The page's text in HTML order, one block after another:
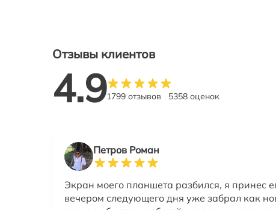
Отзывы клиентов
4.91799 отзывов 5358 оценок
Петров Роман
Экран моего планшета разбился, я принес
вечером следующего дня уже забрал как